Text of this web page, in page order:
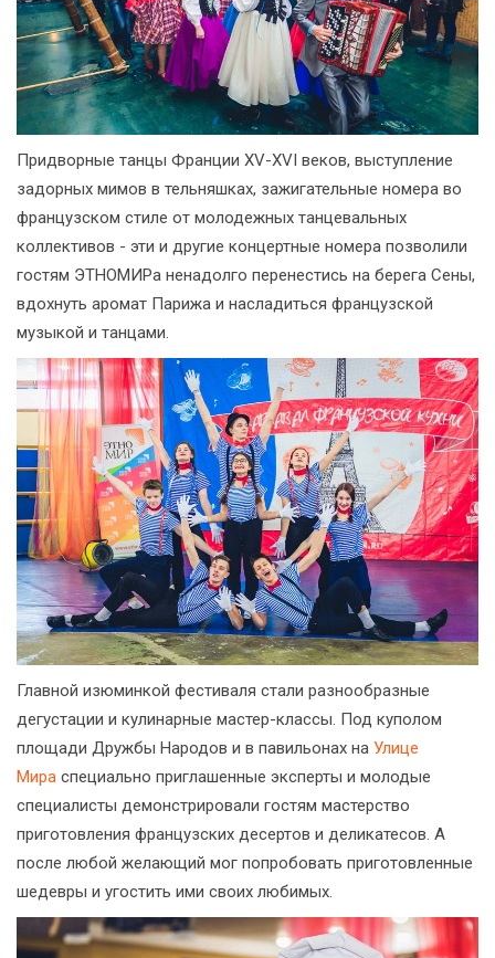
Придворные танцы Франции XV-XVI веков, выступление
задорных мимов в тельняшках, зажигательные номера во
французском стиле от молодежных танцевальных
коллективов - эти и другие концертные номера позволили
гостям ЭТНОМИРа ненадолго перенестись на берега Сены,
вдохнуть аромат Парижа и насладиться французской
музыкой и танцами.
Главной изюминкой фестиваля стали разнообразные
дегустации и кулинарные мастер-классы. Под куполом
площади Дружбы Народов и в павильонах на Улице
Мира специально приглашенные эксперты и молодые
специалисты демонстрировали гостям мастерство
приготовления французских десертов и деликатесов. А
после любой желающий мог попробовать приготовленные
шедевры и угостить ими своих любимых.